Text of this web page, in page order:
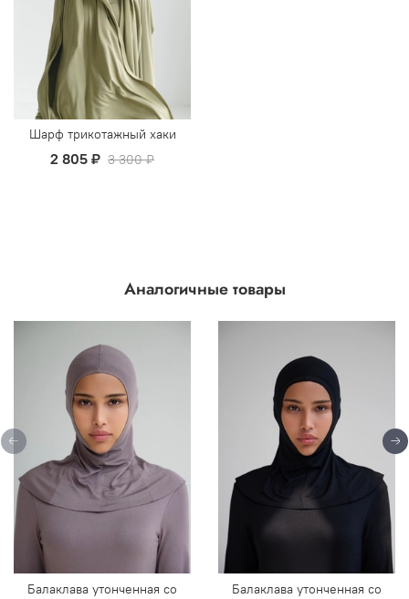
Шарф трикотажный хаки
2 805 ₽ 3 300 ₽
Аналогичные товары
Балаклава утонченная со
Балаклава утонченная со